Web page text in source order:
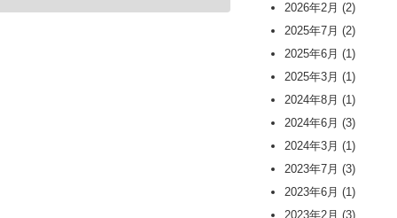
2026年2月 (2)
2025年7月 (2)
2025年6月 (1)
2025年3月 (1)
2024年8月 (1)
2024年6月 (3)
2024年3月 (1)
2023年7月 (3)
2023年6月 (1)
2023年2月 (3)